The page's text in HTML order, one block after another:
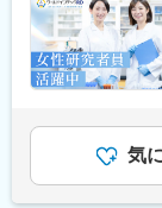
細は選考時
株式会社中
日本化薬株
式会社 大舘
都宮株式会
化学EMS
気